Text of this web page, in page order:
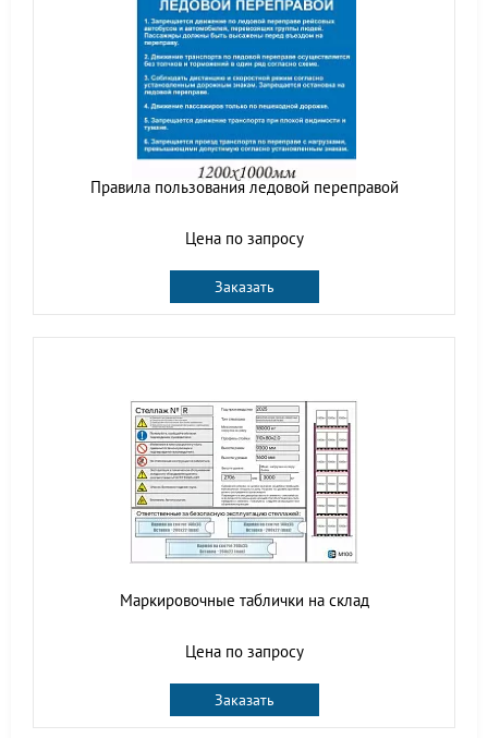
Правила пользования ледовой переправой
Цена по запросу
Заказать
Маркировочные таблички на склад
Цена по запросу
Заказать